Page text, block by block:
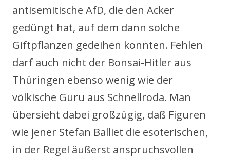
antisemitische AfD, die den Acker
gedüngt hat, auf dem dann solche
Giftpflanzen gedeihen konnten. Fehlen
darf auch nicht der Bonsai-Hitler aus
Thüringen ebenso wenig wie der
völkische Guru aus Schnellroda. Man
übersieht dabei großzügig, daß Figuren
wie jener Stefan Balliet die esoterischen,
in der Regel äußerst anspruchsvollen